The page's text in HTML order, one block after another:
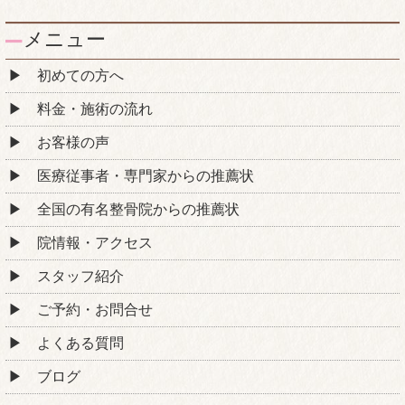
メニュー
初めての方へ
料金・施術の流れ
お客様の声
医療従事者・専門家からの推薦状
全国の有名整骨院からの推薦状
院情報・アクセス
スタッフ紹介
ご予約・お問合せ
よくある質問
ブログ